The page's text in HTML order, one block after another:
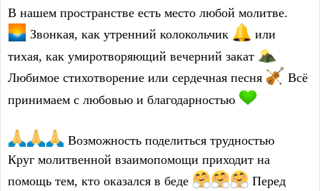
В нашем пространстве есть место любой молитве.
Звонкая, как утренний колокольчик
или
тихая, как умиротворяющий вечерний закат
Любимое стихотворение или сердечная песня
Всё
принимаем с любовью и благодарностью
Возможность поделиться трудностью
Круг молитвенной взаимопомощи приходит на
помощь тем, кто оказался в беде
Перед